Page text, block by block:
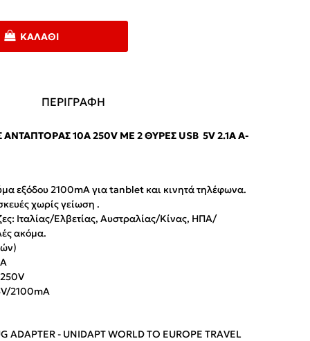
ΚΑΛΆΘΙ
ΠΕΡΙΓΡΑΦΗ
ΑΝΤΆΠΤΟΡΑΣ 10A 250V ΜΕ 2 ΘΎΡΕΣ USB 5V 2.1A A-
εξόδου 2100mΑ για tanblet και κινητά τηλέφωνα.
χωρίς γείωση .
Ιταλίας/Ελβετίας, Αυστραλίας/Κίνας, ΗΠΑ/
ακόμα.
2100mA
ADAPTER - UNIDAPT WORLD TO EUROPE TRAVEL